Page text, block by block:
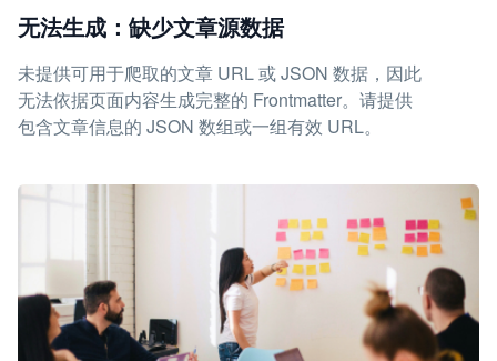
无法生成：缺少文章源数据
未提供可用于爬取的文章 URL 或 JSON 数据，因此
无法依据页面内容生成完整的 Frontmatter。请提供
包含文章信息的 JSON 数组或一组有效 URL。